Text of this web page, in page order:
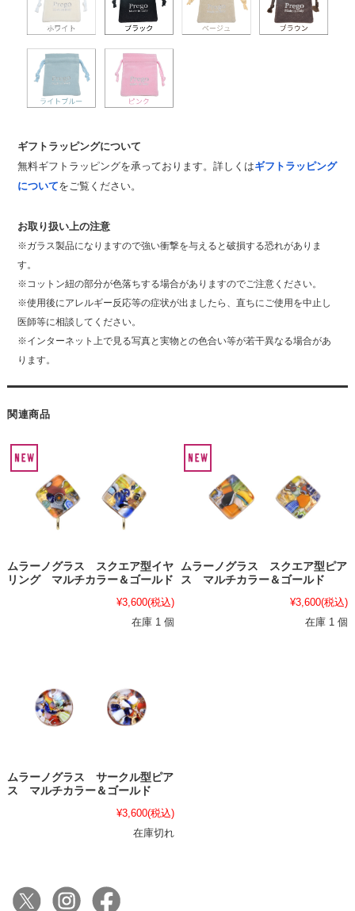
ギフトラッピングについて
無料ギフトラッピングを承っております。詳しくはギフトラッピング
についてをご覧ください。
お取り扱い上の注意
※ガラス製品になりますので強い衝撃を与えると破損する恐れがありま
す。
※コットン紐の部分が色落ちする場合がありますのでご注意ください。
※使用後にアレルギー反応等の症状が出ましたら、直ちにご使用を中止し
医師等に相談してください。
※インターネット上で見る写真と実物との色合い等が若干異なる場合があ
ります。
関連商品
ムラーノグラス スクエア型イヤ
リング マルチカラー＆ゴールド
¥3,600(税込)
在庫 1 個
ムラーノグラス スクエア型ピア
ス マルチカラー＆ゴールド
¥3,600(税込)
在庫 1 個
ムラーノグラス サークル型ピア
ス マルチカラー＆ゴールド
¥3,600(税込)
在庫切れ